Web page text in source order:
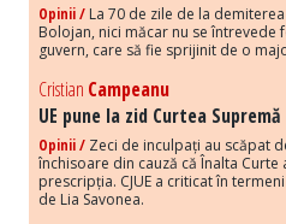
Opinii / La 70 de zile de la
Bolojan, nici măcar nu se întrevede
guvern, care să fie sprijinit de o
Cristian Campeanu
UE pune la zid Curtea Supremă
Opinii / Zeci de inculpați au scăpat
închisoare din cauză că Înalta Curte
prescripția. CJUE a criticat în
de Lia Savonea.